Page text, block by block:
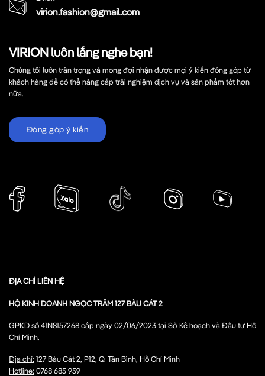
VIRION luôn lắng nghe bạn!
Chúng tôi luôn trân trọng và mong đợi nhận được mọi ý kiến đóng góp từ
khách hàng để có thể nâng cấp trải nghiệm dịch vụ và sản phẩm tốt hơn
nữa.
Đóng góp ý kiến
virion.fashion@gmail.com
ĐỊA CHỈ LIÊN HỆ
HỘ KINH DOANH NGỌC TRÂM 127 BÀU CÁT 2
GPKD số 41N8157268 cấp ngày 02/06/2023 tại Sở Kế hoạch và Đầu tư Hồ
Chí Minh.
Địa chỉ:127 Bàu Cát 2, P12, Q. Tân Bình, Hồ Chí Minh
Hotline:0768 685 959